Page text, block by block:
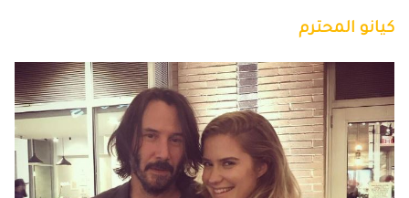
كيانو المحترم